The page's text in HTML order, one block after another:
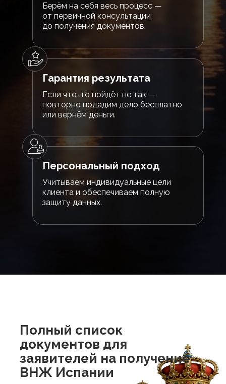
Берём на себя весь процесс —
от первичной консультации
до получения документов.
Если что-то пойдёт не так —
повторно подадим дело бесплатно
или вернём деньги.
Гарантия результата
Учитываем индивидуальные цели
клиента и обеспечиваем полную
защиту данных.
Персональный подход
Полный список
документов для
заявителей на получение
ВНЖ Испании